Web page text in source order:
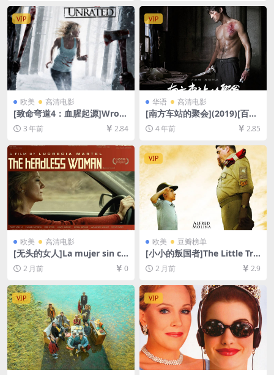
幕]
+防和谐压缩包（含解压密
码）】
VIP
欧美 高清电影
[致命弯道4：血腥起源]Wron
g Turn 4: Bloody Beginning
s (2011)[百度网盘+迅雷云盘
资源1080P超清未删减][MP4/
6GB][中英字幕]
3 年前 2.84
VIP
华语 高清电影
[南方车站的聚会](2019)[百度
网盘+迅雷云盘资源1080P超
清未删减][MP4/7GB][中文字
幕]
4 年前 2.85
欧美 高清电影
[无头的女人]La mujer sin ca
beza (2008)[百度网盘+夸克
网盘1080P超清未删减资源]
[网盘在线播放/下载][MP4/3G
B][中文字幕]
2 月前 0
VIP
欧美 豆瓣榜单
[小小的叛国者]The Little Trai
tor (2008)[百度网盘+夸克网
盘1080P超清未删减资源][网
盘在线播放/下载][MP4/6GB]
[中文字幕]
2 月前 2.9
VIP VIP